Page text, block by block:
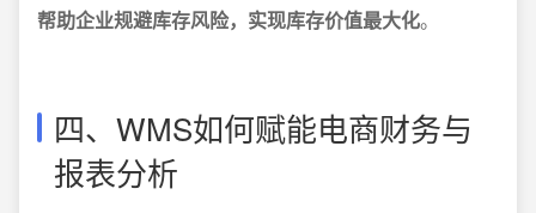
帮助企业规避库存风险，实现库存价值最大化。
四、WMS如何赋能电商财务与
报表分析